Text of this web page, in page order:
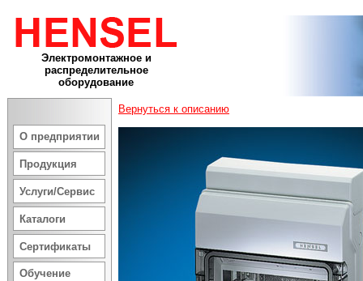
Электромонтажное и
распределительное
оборудование
О предприятии
Продукция
Услуги/Сервис
Каталоги
Сертификаты
Обучение
Вернуться к описанию